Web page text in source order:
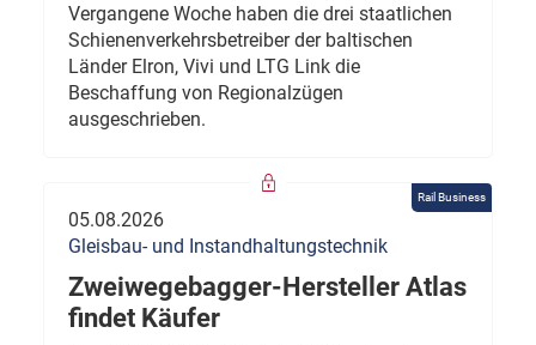
Vergangene Woche haben die drei staatlichen
Schienenverkehrsbetreiber der baltischen
Länder Elron, Vivi und LTG Link die
Beschaffung von Regionalzügen
ausgeschrieben.
Rail Business
05.08.2026
Gleisbau- und Instandhaltungstechnik
Zweiwegebagger-Hersteller Atlas
findet Käufer